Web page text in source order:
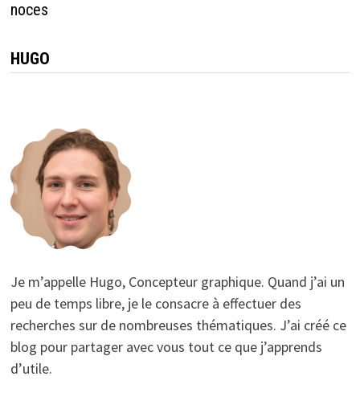
noces
HUGO
Je m’appelle Hugo, Concepteur graphique. Quand j’ai un
peu de temps libre, je le consacre à effectuer des
recherches sur de nombreuses thématiques. J’ai créé ce
blog pour partager avec vous tout ce que j’apprends
d’utile.